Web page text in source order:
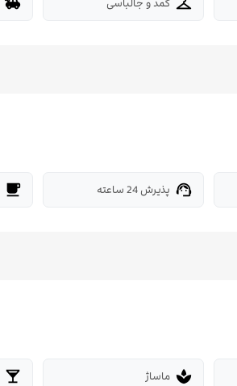
support_agent پذیرش 24 ساعته free_breakfast
spa ماساژ local_bar